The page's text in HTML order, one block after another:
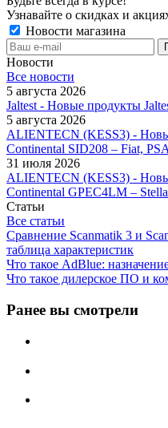
Узнавайте о скидках и
Новости магазина
Новости
Все новости
5 августа 2026
Jaltest - Новые продукты
5 августа 2026
ALIENTECN (KESS3) -
Continental SID208 – Fiat,
31 июля 2026
ALIENTECN (KESS3) -
Continental GPEC4LM –
Статьи
Все статьи
Сравнение Scanmatik 3 и
таблица характеристик
Что такое AdBlue:
Что такое дилерское ПО и
Ранее вы смотрели